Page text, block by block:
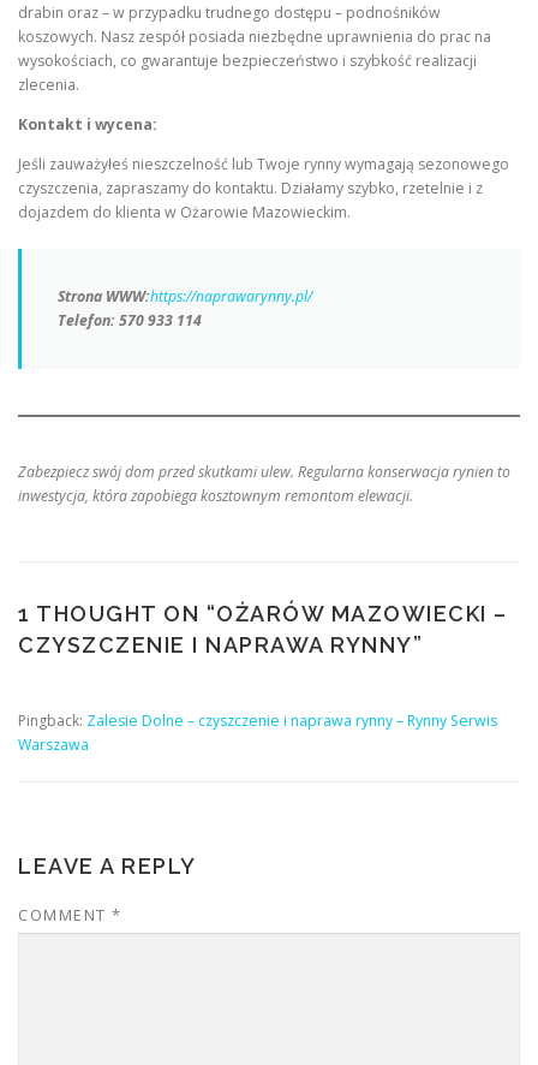
drabin oraz – w przypadku trudnego dostępu – podnośników
koszowych. Nasz zespół posiada niezbędne uprawnienia do prac na
wysokościach, co gwarantuje bezpieczeństwo i szybkość realizacji
zlecenia.
Kontakt i wycena:
Jeśli zauważyłeś nieszczelność lub Twoje rynny wymagają sezonowego
czyszczenia, zapraszamy do kontaktu. Działamy szybko, rzetelnie i z
dojazdem do klienta w Ożarowie Mazowieckim.
Strona WWW:https://naprawarynny.pl/
Telefon:570 933 114
Zabezpiecz swój dom przed skutkami ulew. Regularna konserwacja rynien to
inwestycja, która zapobiega kosztownym remontom elewacji.
1 THOUGHT ON “OŻARÓW MAZOWIECKI –
CZYSZCZENIE I NAPRAWA RYNNY”
Pingback: Zalesie Dolne – czyszczenie i naprawa rynny – Rynny Serwis
Warszawa
LEAVE A REPLY
COMMENT *